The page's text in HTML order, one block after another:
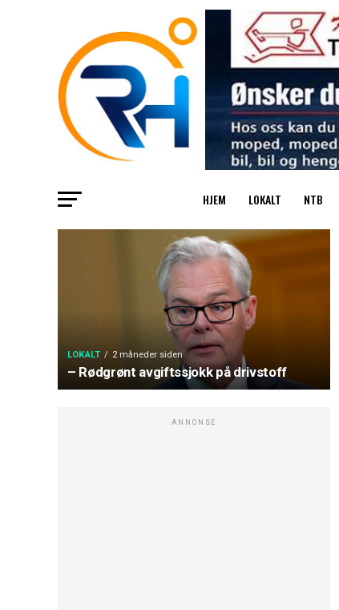
HJEM LOKALT NTB
LOKALT 2 måneder siden
– Rødgrønt avgiftssjokk på drivstoff
ANNONSE